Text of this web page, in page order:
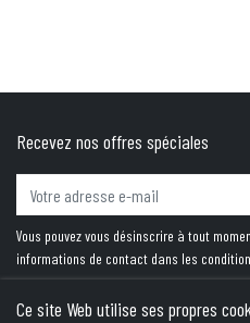
Recevez nos offres spéciales
Vous pouvez vous désinscrire à tout
informations de contact dans les
Ce site Web utilise ses propres